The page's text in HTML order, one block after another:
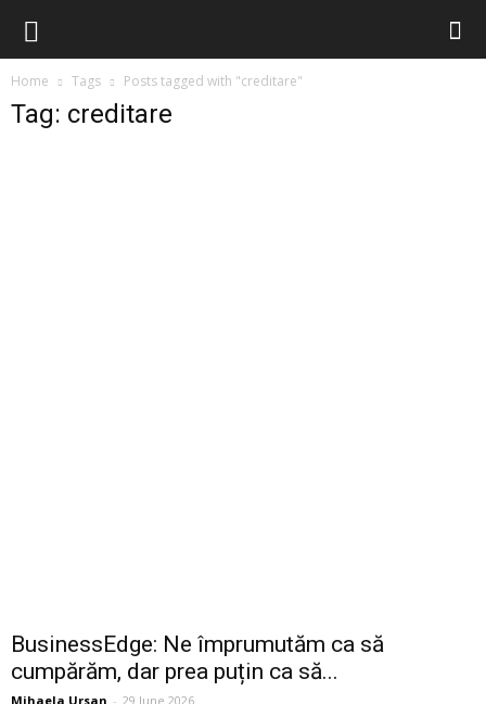
Home Tags Posts tagged with "creditare"
Tag: creditare
BusinessEdge: Ne împrumutăm ca să
cumpărăm, dar prea puțin ca să...
Mihaela Ursan - 29 June 2026